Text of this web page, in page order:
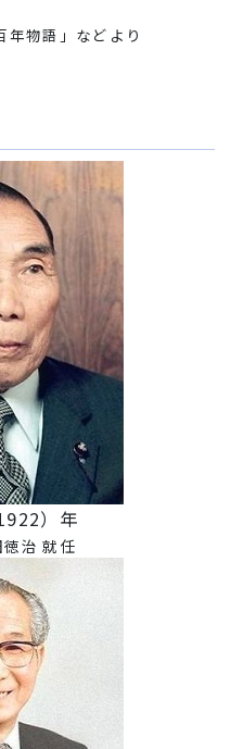
物語」などより
）年
治 就任